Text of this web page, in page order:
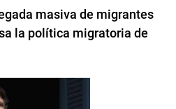
masiva de migrantes
la política migratoria de